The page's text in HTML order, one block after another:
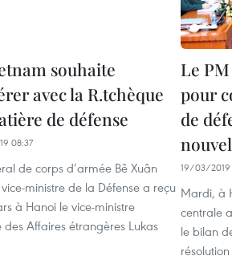
souhaite
avec la R.tchèque
de défense
08:37
de corps d’armée Bê Xuân
ministre de la Défense a reçu
à Hanoi le vice-ministre
des Affaires étrangères Lukas
Le
pour
de
19/03/2019
Mardi, à
centrale
le bilan